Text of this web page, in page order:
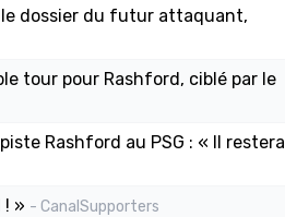
le dossier du futur attaquant,
tour pour Rashford, ciblé par le
Rashford au PSG : « Il restera
! » - CanalSupporters